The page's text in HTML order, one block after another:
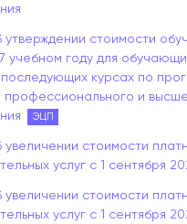
утверждении стоимости
учебном году для
курсах по
профессионального и
ЭЦП
увеличении стоимости
услуг с 1 сентября
увеличении стоимости
услуг с 1 сентября